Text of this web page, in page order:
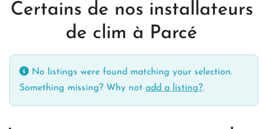
Certains de nos installateurs
de clim à Parcé
No listings were found matching your selection.
Something missing? Why not add a listing?.